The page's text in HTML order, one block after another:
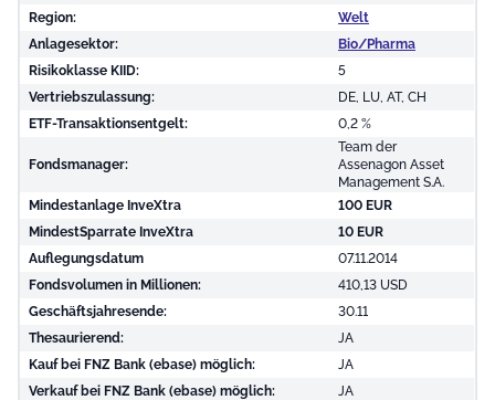
Region:
Welt
Anlagesektor:
Bio/Pharma
Risikoklasse KIID:
5
Vertriebszulassung:
DE, LU, AT, CH
ETF-Transaktionsentgelt:
0,2 %
Fondsmanager:
Team der
Assenagon Asset
Management S.A.
Mindestanlage InveXtra
100 EUR
MindestSparrate InveXtra
10 EUR
Auflegungsdatum
07.11.2014
Fondsvolumen in Millionen:
410,13 USD
Geschäftsjahresende:
30.11
Thesaurierend:
JA
Kauf bei FNZ Bank (ebase) möglich:
JA
Verkauf bei FNZ Bank (ebase) möglich:
JA